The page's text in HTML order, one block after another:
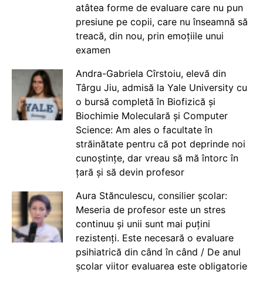
atâtea forme de evaluare care nu pun
presiune pe copii, care nu înseamnă să
treacă, din nou, prin emoțiile unui
examen
Andra-Gabriela Cîrstoiu, elevă din
Târgu Jiu, admisă la Yale University cu
o bursă completă în Biofizică și
Biochimie Moleculară și Computer
Science: Am ales o facultate în
străinătate pentru că pot deprinde noi
cunoștințe, dar vreau să mă întorc în
țară și să devin profesor
Aura Stănculescu, consilier școlar:
Meseria de profesor este un stres
continuu și unii sunt mai puțini
rezistenți. Este necesară o evaluare
psihiatrică din când în când / De anul
școlar viitor evaluarea este obligatorie